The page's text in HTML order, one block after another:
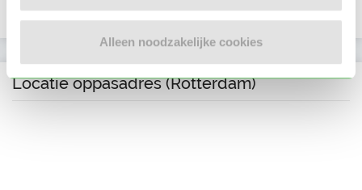
Alleen noodzakelijke cookies
Telefoonnummer is geverifieerd
Locatie oppasadres (Rotterdam)